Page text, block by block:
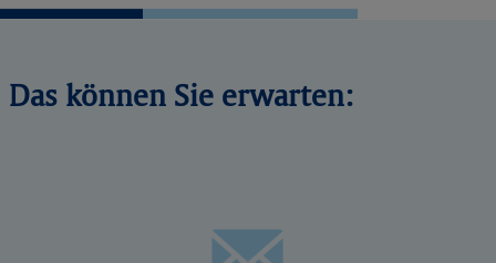
Das können Sie erwarten: